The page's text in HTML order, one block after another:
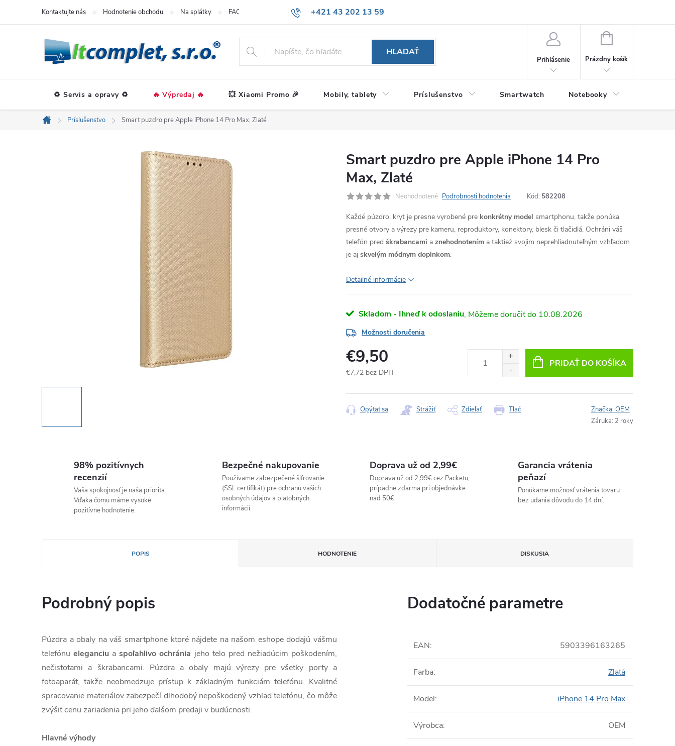
+421 43 202 13 59
Kontaktujte nás Hodnotenie obchodu Na splátky FAQ
HĽADAŤ
Prihlásenie
NÁKUPNÝ
Prázdny košík
♻️ Servis a opravy ♻️ 🔥 Výpredaj 🔥 💥 Xiaomi Promo 🎉 Mobily, tablety Príslušenstvo Smartwatch Notebooky
Domov
Príslušenstvo Smart puzdro pre Apple iPhone 14 Pro Max, Zlaté
Smart puzdro pre Apple iPhone 14 Pro
Max, Zlaté
Neohodnotené Podrobnosti hodnotenia Kód: 582208
Každé púzdro, kryt je presne vyrobené pre konkrétny model smartphonu, takže ponúka
presné otvory a výrezy pre kameru, reproduktory, konektory, blesk či tlačidlá. Ochráni váš
telefón pred škrabancami a znehodnotením a taktiež svojim neprehliadnuteľným vzhľadom
je aj skvelým módnym doplnkom.
Detailné informácie
Skladom - Ihneď k odoslaniu 10.08.2026
Možnosti doručenia
€9,50
€7,72 bez DPH
cena:
PRIDAŤ DO KOŠÍKA
Tlač
Opýtať sa Strážiť Zdieľať Značka:OEM
Záruka: 2 roky
98% pozitívnych
recenzií
Vaša spokojnosť je naša priorita.
Vďaka čomu máme vysoké
pozitívne hodnotenie.
Bezpečné nakupovanie
Používame zabezpečené šifrovanie
(SSL certifikát) pre ochranu vašich
osobných údajov a platobných
informácií.
Doprava už od 2,99€
Doprava už od 2,99€ cez Packetu,
prípadne zdarma pri objednávke
nad 50€.
Garancia vrátenia
peňazí
Ponúkame možnosť vrátenia tovaru
bez udania dôvodu do 14 dní.
POPIS HODNOTENIE DISKUSIA
Podrobný popis
Púzdra a obaly na váš smartphone ktoré nájdete na našom eshope dodajú vášmu
telefónueleganciu aspoľahlivo ochránia jeho telo pred nežiadúcim poškodením,
nečistotami a škrabancami. Púzdra a obaly majú výrezy pre všetky porty a
fotoaparát, takže neobmedzuje prístup k základným funkciám telefónu. Kvalitné
spracovanie materiálov zabezpečí dlhodobý nepoškodený vzhľad telefónu, čo môže
zvýšiť cenu zariadenia pri jeho ďalšom predaji v budúcnosti.
Hlavné výhody
Dodatočné parametre
EAN: 5903396163265
Farba: Zlatá
Model: iPhone 14 Pro Max
Výrobca: OEM